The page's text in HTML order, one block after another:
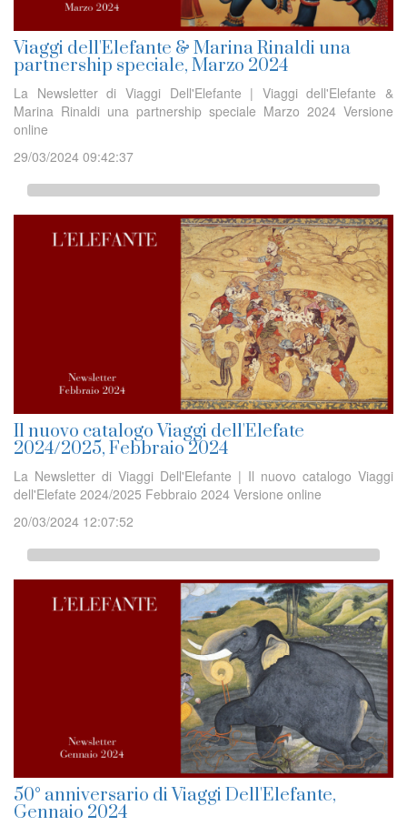
Viaggi dell'Elefante & Marina Rinaldi una
partnership speciale, Marzo 2024
La Newsletter di Viaggi Dell'Elefante | Viaggi dell'Elefante &
Marina Rinaldi una partnership speciale Marzo 2024 Versione
online
29/03/2024 09:42:37
Il nuovo catalogo Viaggi dell'Elefate
2024/2025, Febbraio 2024
La Newsletter di Viaggi Dell'Elefante | Il nuovo catalogo Viaggi
dell'Elefate 2024/2025 Febbraio 2024 Versione online
20/03/2024 12:07:52
50° anniversario di Viaggi Dell'Elefante,
Gennaio 2024